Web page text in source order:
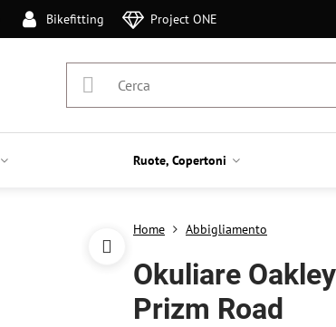
Bikefitting Project ONE
Ruote, Copertoni
Home Abbigliamento
Okuliare
Prizm Road